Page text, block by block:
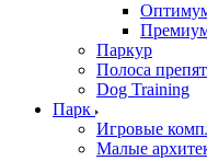
Паркур
Полоса
Dog Training
Парк
Игровые
Малые